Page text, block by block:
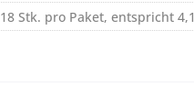
18 Stk. pro Paket, entspricht